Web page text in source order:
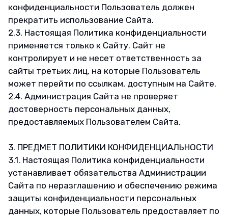
конфиденциальности Пользователь должен
прекратить использование Сайта.
2.3. Настоящая Политика конфиденциальности
применяется только к Сайту. Сайт не
контролирует и не несет ответственность за
сайты третьих лиц, на которые Пользователь
может перейти по ссылкам, доступным на Сайте.
2.4. Администрация Сайта не проверяет
достоверность персональных данных,
предоставляемых Пользователем Сайта.
3. ПРЕДМЕТ ПОЛИТИКИ КОНФИДЕНЦИАЛЬНОСТИ
3.1. Настоящая Политика конфиденциальности
устанавливает обязательства Администрации
Сайта по неразглашению и обеспечению режима
защиты конфиденциальности персональных
данных, которые Пользователь предоставляет по